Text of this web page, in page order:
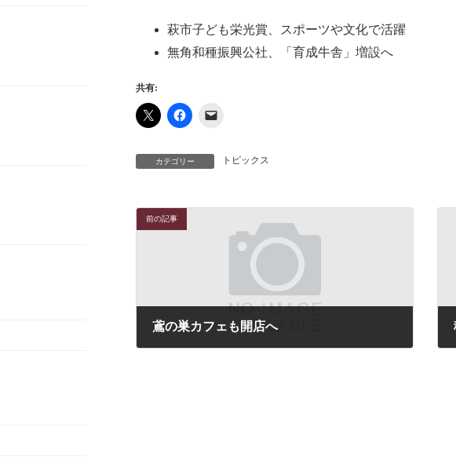
萩市子ども栄光賞、スポーツや文化で活躍
無角和種振興公社、「育成牛舎」増設へ
共有:
カテゴリー トピックス
前の記事
鳶の巣カフェも開店へ